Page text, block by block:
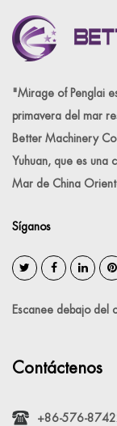
"Mirage of Penglai
primavera del mar
Better Machinery
Yuhuan, que es una
Mar de China
Síganos
Escanee debajo del
Contáctenos
+86-576-